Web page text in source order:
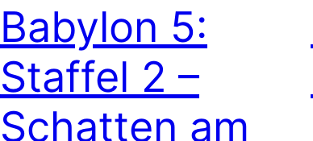
Babylon 5:
Staffel 2 –
Schatten am